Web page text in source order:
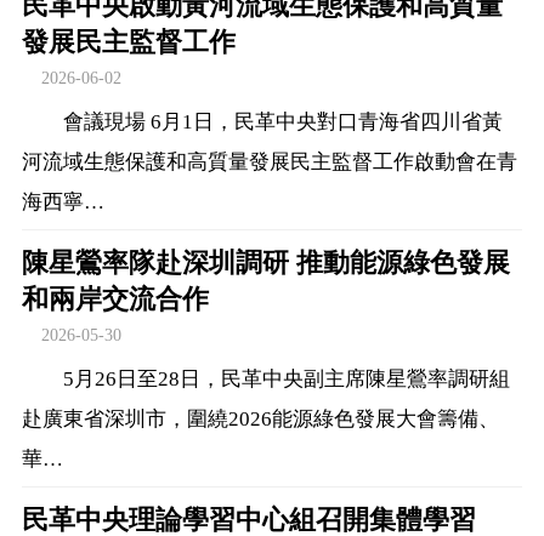
民革中央啟動黃河流域生態保護和高質量
發展民主監督工作
2026-06-02
會議現場 6月1日，民革中央對口青海省四川省黃
河流域生態保護和高質量發展民主監督工作啟動會在青
海西寧…
陳星鶯率隊赴深圳調研 推動能源綠色發展
和兩岸交流合作
2026-05-30
5月26日至28日，民革中央副主席陳星鶯率調研組
赴廣東省深圳市，圍繞2026能源綠色發展大會籌備、
華…
民革中央理論學習中心組召開集體學習